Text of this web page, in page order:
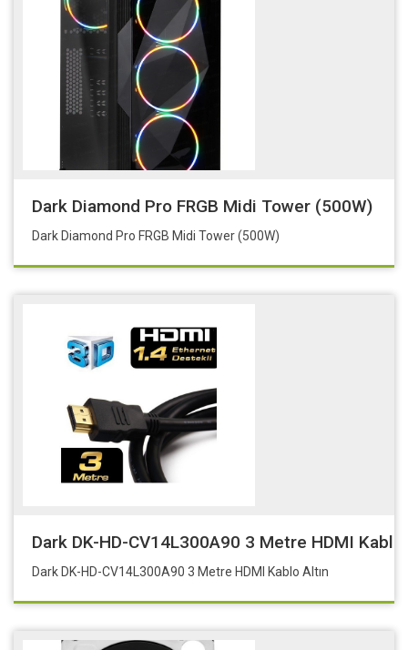
Dark Diamond Pro FRGB Midi Tower (500W)
Dark Diamond Pro FRGB Midi Tower (500W)
Dark DK-HD-CV14L300A90 3 Metre HDMI Kablo
Dark DK-HD-CV14L300A90 3 Metre HDMI Kablo Altın